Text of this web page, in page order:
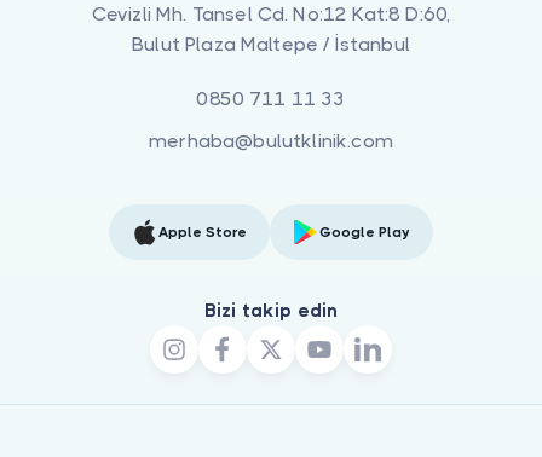
Cevizli Mh. Tansel Cd. No:12 Kat:8 D:60,
Bulut Plaza Maltepe / İstanbul
0850 711 11 33
merhaba@bulutklinik.com
Apple Store Google Play
Bizi takip edin